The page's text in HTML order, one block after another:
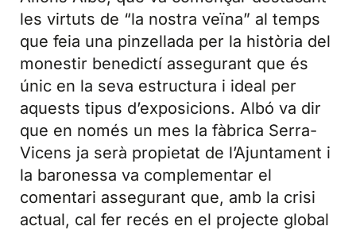
les virtuts de “la nostra veïna” al temps
que feia una pinzellada per la història del
monestir benedictí assegurant que és
únic en la seva estructura i ideal per
aquests tipus d’exposicions. Albó va dir
que en només un mes la fàbrica Serra-
Vicens ja serà propietat de l’Ajuntament i
la baronessa va complementar el
comentari assegurant que, amb la crisi
actual, cal fer recés en el projecte global